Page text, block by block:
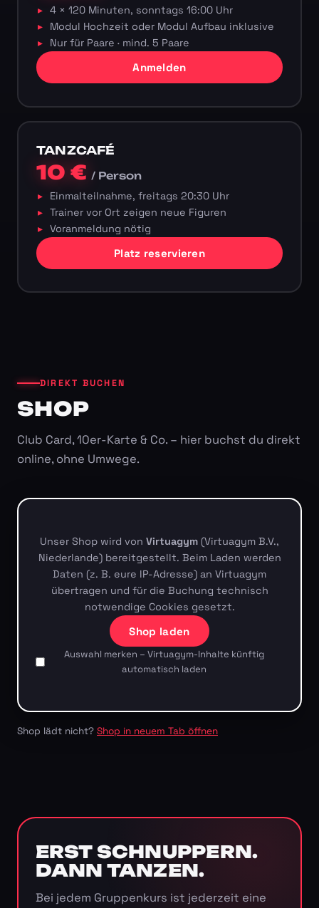
4 × 120 Minuten, sonntags 16:00 Uhr
Modul Hochzeit oder Modul Aufbau inklusive
Nur für Paare · mind. 5 Paare
Anmelden
TANZCAFÉ
10 €/ Person
Einmalteilnahme, freitags 20:30 Uhr
Trainer vor Ort zeigen neue Figuren
Voranmeldung nötig
Platz reservieren
DIREKT BUCHEN
SHOP
Club Card, 10er-Karte & Co. – hier buchst du direkt
online, ohne Umwege.
Unser Shop wird von Virtuagym (Virtuagym B.V.,
Niederlande) bereitgestellt. Beim Laden werden
Daten (z. B. eure IP-Adresse) an Virtuagym
übertragen und für die Buchung technisch
notwendige Cookies gesetzt.
Shop laden
Auswahl merken – Virtuagym-Inhalte künftig
automatisch laden
Shop lädt nicht? Shop in neuem Tab öffnen
ERST SCHNUPPERN.
DANN TANZEN.
Bei jedem Gruppenkurs ist jederzeit eine